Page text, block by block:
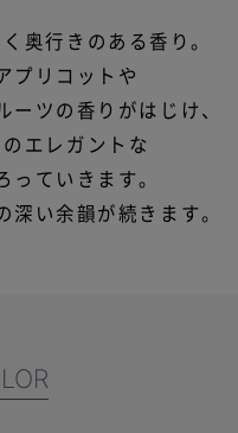
奥行きのある香り。
プリコットや
ーツの香りがはじけ、
エレガントな
っていきます。
深い余韻が続きます。